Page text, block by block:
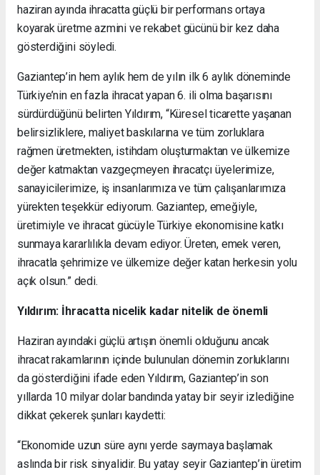
haziran ayında ihracatta güçlü bir performans ortaya
koyarak üretme azmini ve rekabet gücünü bir kez daha
gösterdiğini söyledi.
Gaziantep’in hem aylık hem de yılın ilk 6 aylık döneminde
Türkiye’nin en fazla ihracat yapan 6. ili olma başarısını
sürdürdüğünü belirten Yıldırım, “Küresel ticarette yaşanan
belirsizliklere, maliyet baskılarına ve tüm zorluklara
rağmen üretmekten, istihdam oluşturmaktan ve ülkemize
değer katmaktan vazgeçmeyen ihracatçı üyelerimize,
sanayicilerimize, iş insanlarımıza ve tüm çalışanlarımıza
yürekten teşekkür ediyorum. Gaziantep, emeğiyle,
üretimiyle ve ihracat gücüyle Türkiye ekonomisine katkı
sunmaya kararlılıkla devam ediyor. Üreten, emek veren,
ihracatla şehrimize ve ülkemize değer katan herkesin yolu
açık olsun.” dedi.
Yıldırım: İhracatta nicelik kadar nitelik de önemli
Haziran ayındaki güçlü artışın önemli olduğunu ancak
ihracat rakamlarının içinde bulunulan dönemin zorluklarını
da gösterdiğini ifade eden Yıldırım, Gaziantep’in son
yıllarda 10 milyar dolar bandında yatay bir seyir izlediğine
dikkat çekerek şunları kaydetti:
“Ekonomide uzun süre aynı yerde saymaya başlamak
aslında bir risk sinyalidir. Bu yatay seyir Gaziantep’in üretim